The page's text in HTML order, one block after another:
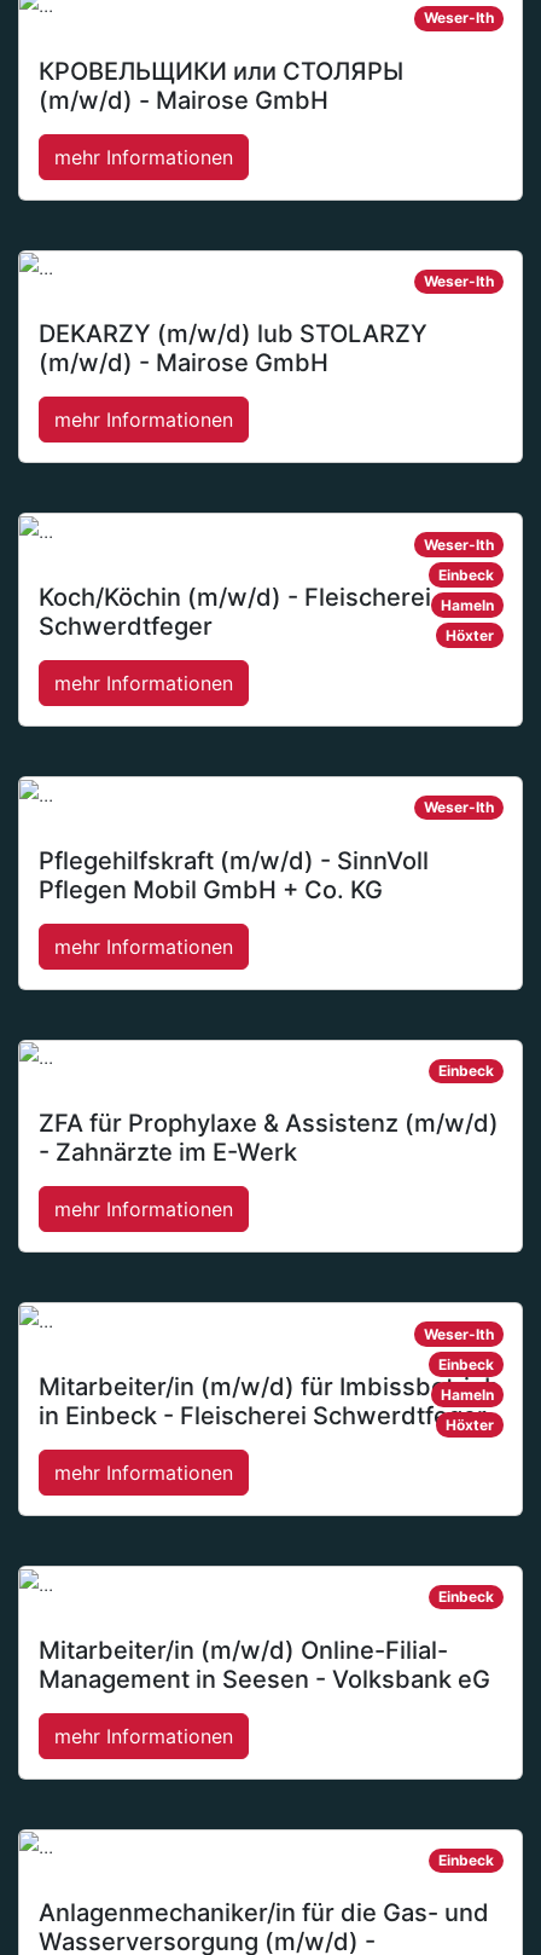
КРОВЕЛЬЩИКИ или СТОЛЯРЫ
(m/w/d) - Mairose GmbH
Weser-Ith
mehr Informationen
DEKARZY (m/w/d) lub STOLARZY
(m/w/d) - Mairose GmbH
Weser-Ith
mehr Informationen
Koch/Köchin (m/w/d) - Fleischerei
Schwerdtfeger
Weser-Ith
Einbeck
Hameln
Höxter
mehr Informationen
Pflegehilfskraft (m/w/d) - SinnVoll
Pflegen Mobil GmbH + Co. KG
Weser-Ith
mehr Informationen
ZFA für Prophylaxe & Assistenz (m/w/d)
- Zahnärzte im E-Werk
Einbeck
mehr Informationen
Mitarbeiter/in (m/w/d) für Imbissbetrieb
in Einbeck - Fleischerei Schwerdtfeger
Weser-Ith
Einbeck
Hameln
Höxter
mehr Informationen
Mitarbeiter/in (m/w/d) Online-Filial-
Management in Seesen - Volksbank eG
Einbeck
mehr Informationen
Anlagenmechaniker/in für die Gas- und
Wasserversorgung (m/w/d) -
Einbeck